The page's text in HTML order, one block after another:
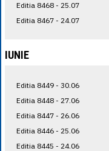
Editia 8468 - 25.07
Editia 8467 - 24.07
IUNIE
Editia 8449 - 30.06
Editia 8448 - 27.06
Editia 8447 - 26.06
Editia 8446 - 25.06
Editia 8445 - 24.06